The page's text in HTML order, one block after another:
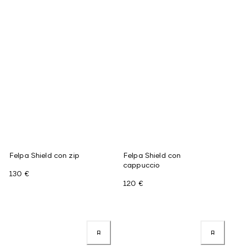
Felpa Shield con zip
130 €
Felpa Shield con
cappuccio
120 €